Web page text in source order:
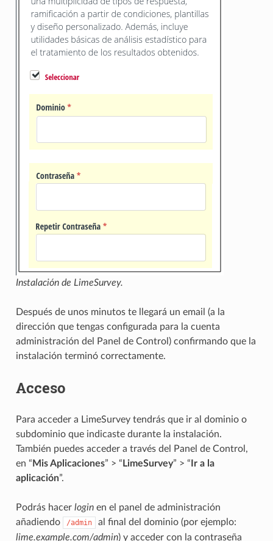
Instalación de LimeSurvey.
Después de unos minutos te llegará un email (a la
dirección que tengas configurada para la cuenta
administración del Panel de Control) confirmando que la
instalación terminó correctamente.
Acceso
Para acceder a LimeSurvey tendrás que ir al dominio o
subdominio que indicaste durante la instalación.
También puedes acceder a través del Panel de Control,
en “ Mis Aplicaciones” > “ LimeSurvey” > “ Ir a la
aplicación”.
Podrás hacer loginen el panel de administración
añadiendo
/admin
al final del dominio (por ejemplo:
lime.example.com/admin) y acceder con la contraseña